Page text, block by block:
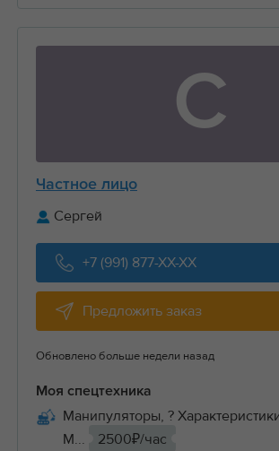
С
Частное лицо
Сергей
+7 (991) 877-XX-XX
Предложить заказ
Обновлено больше недели назад
Моя спецтехника
Манипуляторы, ?
М...
2500₽/час